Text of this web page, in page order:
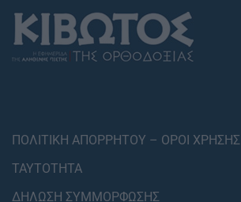
ΠΟΛΙΤΙΚΗ ΑΠΟΡΡΗΤΟΥ – ΟΡΟΙ ΧΡΗΣΗΣ
ΤΑΥΤΟΤΗΤΑ
ΔΗΛΩΣΗ ΣΥΜΜΟΡΦΩΣΗΣ